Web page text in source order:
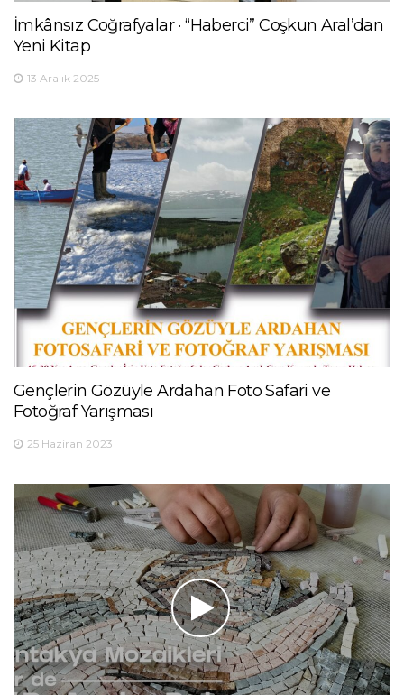
İmkânsız Coğrafyalar · “Haberci” Coşkun Aral’dan
Yeni Kitap
13 Aralık 2025
Gençlerin Gözüyle Ardahan Foto Safari ve
Fotoğraf Yarışması
25 Haziran 2023